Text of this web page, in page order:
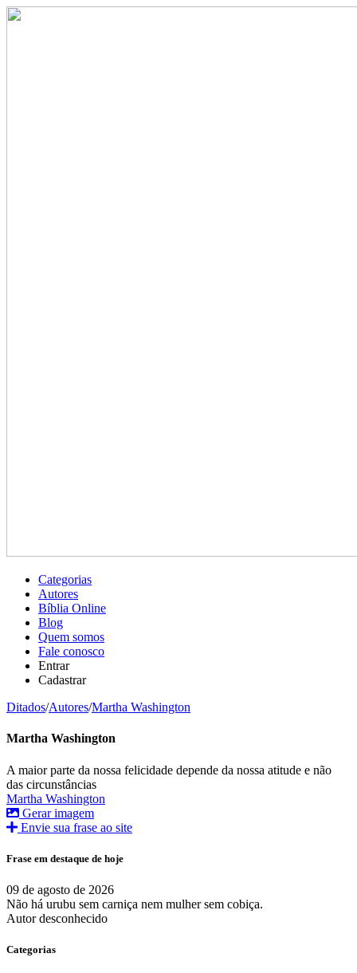
Categorias
Autores
Bíblia Online
Blog
Quem somos
Fale conosco
Entrar
Cadastrar
Ditados/Autores/Martha Washington
Martha Washington
A maior parte da nossa felicidade depende da nossa atitude e não
das circunstâncias
Martha Washington
Gerar imagem
Envie sua frase ao site
Frase em destaque de hoje
09 de agosto de 2026
Não há urubu sem carniça nem mulher sem cobiça.
Autor desconhecido
Categorias